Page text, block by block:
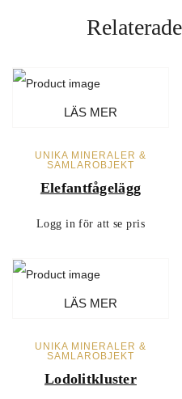
LÄS MER
UNIKA MINERALER &
SAMLAROBJEKT
Elefantfågelägg
Logg in för att se pris
LÄS MER
UNIKA MINERALER &
SAMLAROBJEKT
Lodolitkluster